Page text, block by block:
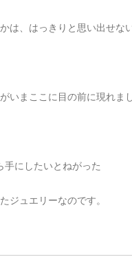
は、はっきりと思い出せない
いまここに目の前に現れまし
手にしたいとねがった
ジュエリーなのです。